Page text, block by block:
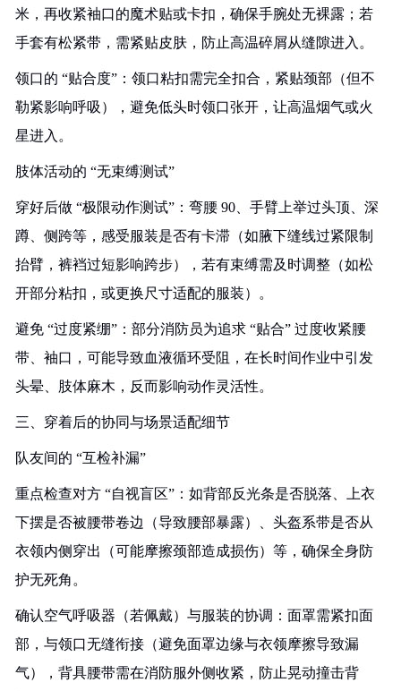
米，再收紧袖口的魔术贴或卡扣，确保手腕处无裸露；若
手套有松紧带，需紧贴皮肤，防止高温碎屑从缝隙进入。
领口的 “贴合度”：领口粘扣需完全扣合，紧贴颈部（但不
勒紧影响呼吸），避免低头时领口张开，让高温烟气或火
星进入。
肢体活动的 “无束缚测试”
穿好后做 “极限动作测试”：弯腰 90、手臂上举过头顶、深
蹲、侧跨等，感受服装是否有卡滞（如腋下缝线过紧限制
抬臂，裤裆过短影响跨步），若有束缚需及时调整（如松
开部分粘扣，或更换尺寸适配的服装）。
避免 “过度紧绷”：部分消防员为追求 “贴合” 过度收紧腰
带、袖口，可能导致血液循环受阻，在长时间作业中引发
头晕、肢体麻木，反而影响动作灵活性。
三、穿着后的协同与场景适配细节
队友间的 “互检补漏”
重点检查对方 “自视盲区”：如背部反光条是否脱落、上衣
下摆是否被腰带卷边（导致腰部暴露）、头盔系带是否从
衣领内侧穿出（可能摩擦颈部造成损伤）等，确保全身防
护无死角。
确认空气呼吸器（若佩戴）与服装的协调：面罩需紧扣面
部，与领口无缝衔接（避免面罩边缘与衣领摩擦导致漏
气），背具腰带需在消防服外侧收紧，防止晃动撞击背